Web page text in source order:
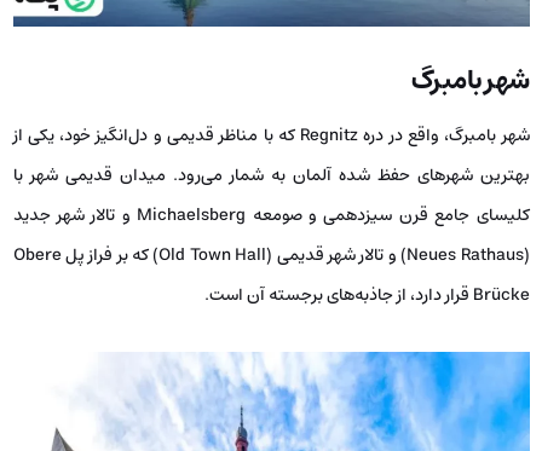
شهر بامبرگ
شهر بامبرگ، واقع در دره‌ Regnitz که با مناظر قدیمی و دل‌انگیز خود، یکی از
بهترین شهرهای حفظ ‌شده‌ آلمان به شمار می‌رود. میدان قدیمی شهر با
کلیسای جامع قرن سیزدهمی و صومعه‌ Michaelsberg و تالار شهر جدید
(Neues Rathaus) و تالار شهر قدیمی (Old Town Hall) که بر فراز پل Obere
Brücke قرار دارد، از جاذبه‌های برجسته‌ آن است.